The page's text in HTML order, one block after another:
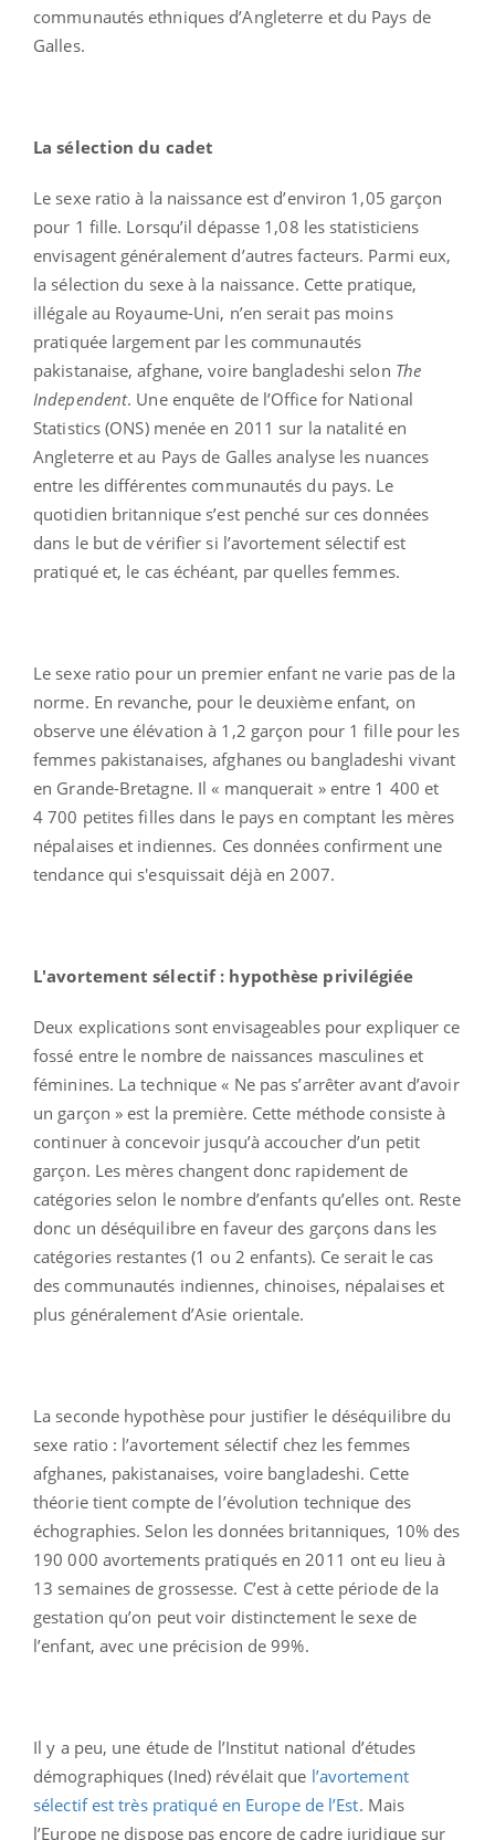
communautés ethniques d’Angleterre et du Pays de
Galles.
La sélection du cadet
Le sexe ratio à la naissance est d’environ 1,05 garçon
pour 1 fille. Lorsqu’il dépasse 1,08 les statisticiens
envisagent généralement d’autres facteurs. Parmi eux,
la sélection du sexe à la naissance. Cette pratique,
illégale au Royaume-Uni, n’en serait pas moins
pratiquée largement par les communautés
pakistanaise, afghane, voire bangladeshi selon The
Independent. Une enquête de l’Office for National
Statistics (ONS) menée en 2011 sur la natalité en
Angleterre et au Pays de Galles analyse les nuances
entre les différentes communautés du pays. Le
quotidien britannique s’est penché sur ces données
dans le but de vérifier si l’avortement sélectif est
pratiqué et, le cas échéant, par quelles femmes.
Le sexe ratio pour un premier enfant ne varie pas de la
norme. En revanche, pour le deuxième enfant, on
observe une élévation à 1,2 garçon pour 1 fille pour les
femmes pakistanaises, afghanes ou bangladeshi vivant
en Grande-Bretagne. Il « manquerait » entre 1 400 et
4 700 petites filles dans le pays en comptant les mères
népalaises et indiennes. Ces données confirment une
tendance qui s'esquissait déjà en 2007.
L'avortement sélectif : hypothèse privilégiée
Deux explications sont envisageables pour expliquer ce
fossé entre le nombre de naissances masculines et
féminines. La technique « Ne pas s’arrêter avant d’avoir
un garçon » est la première. Cette méthode consiste à
continuer à concevoir jusqu’à accoucher d’un petit
garçon. Les mères changent donc rapidement de
catégories selon le nombre d’enfants qu’elles ont. Reste
donc un déséquilibre en faveur des garçons dans les
catégories restantes (1 ou 2 enfants). Ce serait le cas
des communautés indiennes, chinoises, népalaises et
plus généralement d’Asie orientale.
La seconde hypothèse pour justifier le déséquilibre du
sexe ratio : l’avortement sélectif chez les femmes
afghanes, pakistanaises, voire bangladeshi. Cette
théorie tient compte de l’évolution technique des
échographies. Selon les données britanniques, 10% des
190 000 avortements pratiqués en 2011 ont eu lieu à
13 semaines de grossesse. C’est à cette période de la
gestation qu’on peut voir distinctement le sexe de
l’enfant, avec une précision de 99%.
Il y a peu, une étude de l’Institut national d’études
démographiques (Ined) révélait que l’avortement
sélectif est très pratiqué en Europe de l’Est. Mais
l’Europe ne dispose pas encore de cadre juridique sur